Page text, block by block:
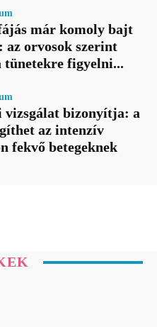
már komoly bajt
az orvosok szerint
tünetekre figyelni...
bizonyítja: a
az intenzív
fekvő betegeknek